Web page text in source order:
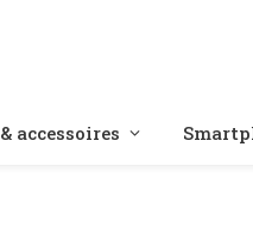
accessoires